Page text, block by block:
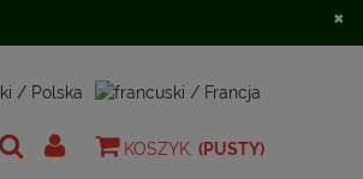
KOSZYK: (PUSTY)
×